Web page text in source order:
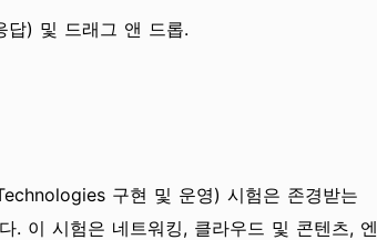
답) 및 드래그 앤 드롭.
구현 및 운영) 시험은 존경받는
. 이 시험은 네트워킹, 클라우드 및 콘텐츠, 엔